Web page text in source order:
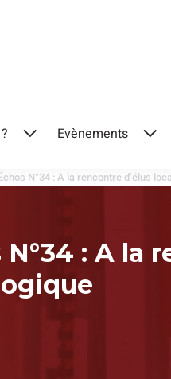
Ouvrir
menu
Evènements
N°34 : A la rencontre d’élus
N°34 : A la